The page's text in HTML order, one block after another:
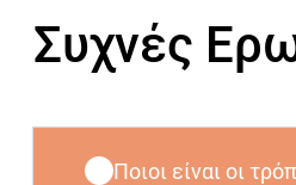
Συχνές
Ποιοι είναι οι